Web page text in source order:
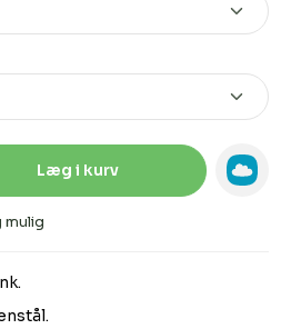
mulig
Indtast den
Læg i kurv